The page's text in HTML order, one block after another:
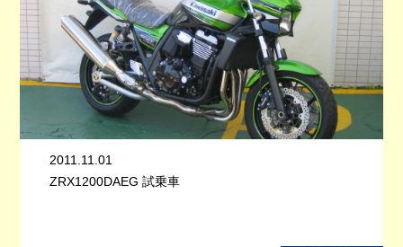
2011.11.01
ZRX1200DAEG 試乗車